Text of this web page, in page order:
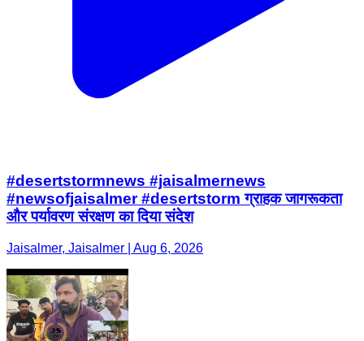
#desertstormnews #jaisalmernews
#newsofjaisalmer #desertstorm ग्राहक जागरूकता
और पर्यावरण संरक्षण का दिया संदेश
Jaisalmer, Jaisalmer | Aug 6, 2026